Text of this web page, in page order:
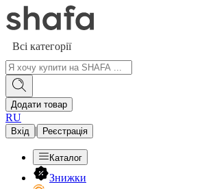
Всі категорії
Додати товар
RU
Вхід | Реєстрація
Каталог
Знижки